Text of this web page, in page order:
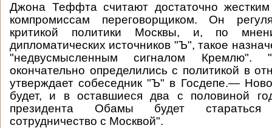
Джона Теффта считают достаточно
компромиссам переговорщиком. Он
критикой политики Москвы, и, по
дипломатических источников "Ъ", такое
"недвусмысленным сигналом
окончательно определились с политикой в
утверждает собеседник "Ъ" в Госдепе.—
будет, и в оставшиеся два с половиной
президента Обамы будет стараться
сотрудничество с Москвой".